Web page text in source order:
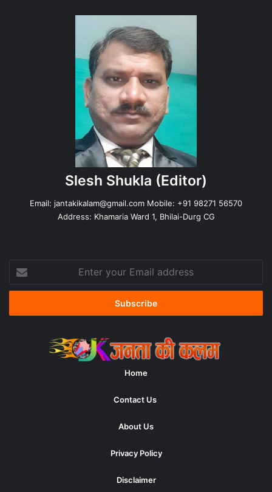
Slesh Shukla (Editor)
Email: jantakikalam@gmail.com Mobile: +91 98271 56570
Address: Khamaria Ward 1, Bhilai-Durg CG
your
Email
Home
Contact Us
About Us
Privacy Policy
Disclaimer